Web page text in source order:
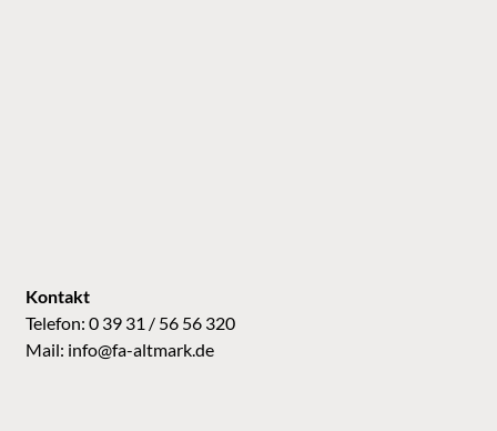
Kontakt
Telefon: 0 39 31 / 56 56 320
Mail: info@fa-altmark.de